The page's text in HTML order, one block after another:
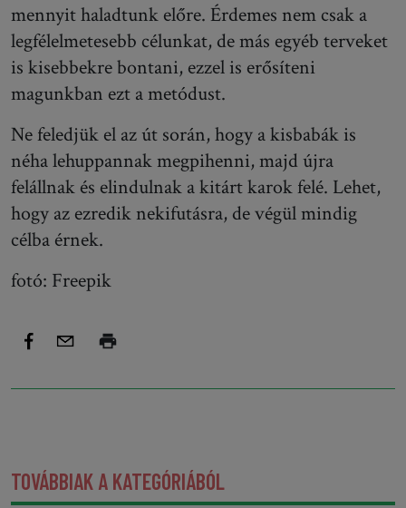
mennyit haladtunk előre. Érdemes nem csak a
legfélelmetesebb célunkat, de más egyéb terveket
is kisebbekre bontani, ezzel is erősíteni
magunkban ezt a metódust.
Ne feledjük el az út során, hogy a kisbabák is
néha lehuppannak megpihenni, majd újra
felállnak és elindulnak a kitárt karok felé. Lehet,
hogy az ezredik nekifutásra, de végül mindig
célba érnek.
fotó: Freepik
TOVÁBBIAK A KATEGÓRIÁBÓL